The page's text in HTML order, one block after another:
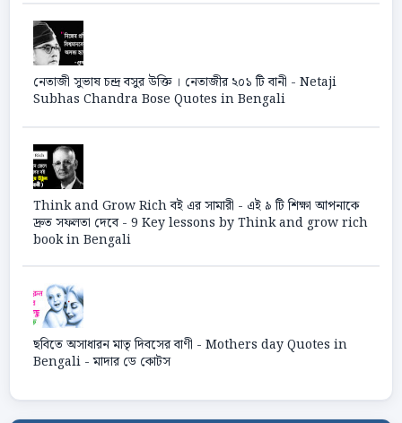
নেতাজী সুভাষ চন্দ্র বসুর উক্তি । নেতাজীর ২০১ টি বানী - Netaji
Subhas Chandra Bose Quotes in Bengali
Think and Grow Rich বই এর সামারী - এই ৯ টি শিক্ষা আপনাকে
দ্রুত সফলতা দেবে - 9 Key lessons by Think and grow rich
book in Bengali
ছবিতে অসাধারন মাতৃ দিবসের বাণী - Mothers day Quotes in
Bengali - মাদার ডে কোটস